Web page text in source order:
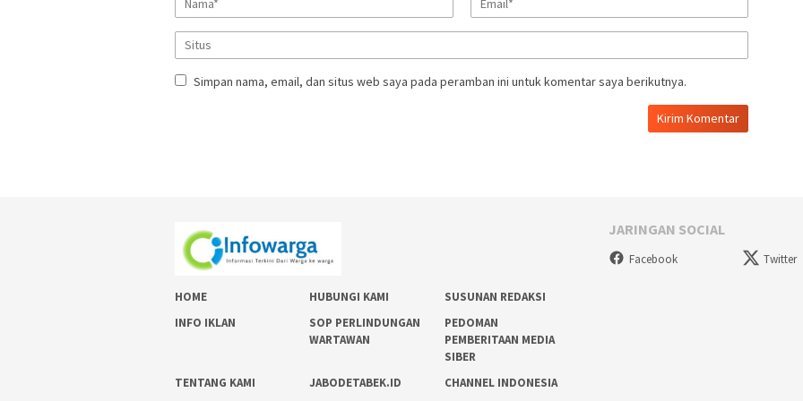
Simpan nama, email, dan situs web saya pada peramban ini untuk komentar saya berikutnya.
HOME HUBUNGI KAMI
SUSUNAN REDAKSI
INFO IKLAN
SOP PERLINDUNGAN
WARTAWAN
PEDOMAN
PEMBERITAAN MEDIA
SIBER
TENTANG KAMI
JABODETABEK.ID CHANNEL INDONESIA
JARINGAN SOCIAL
Facebook Twitter